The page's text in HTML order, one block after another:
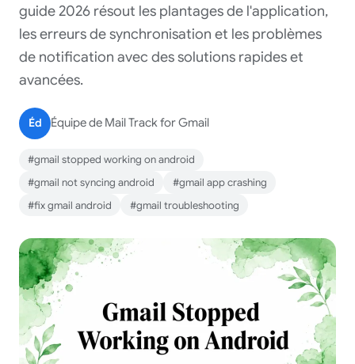
guide 2026 résout les plantages de l'application,
les erreurs de synchronisation et les problèmes
de notification avec des solutions rapides et
avancées.
Éd Équipe de Mail Track for Gmail
#gmail stopped working on android
#gmail not syncing android
#gmail app crashing
#fix gmail android
#gmail troubleshooting